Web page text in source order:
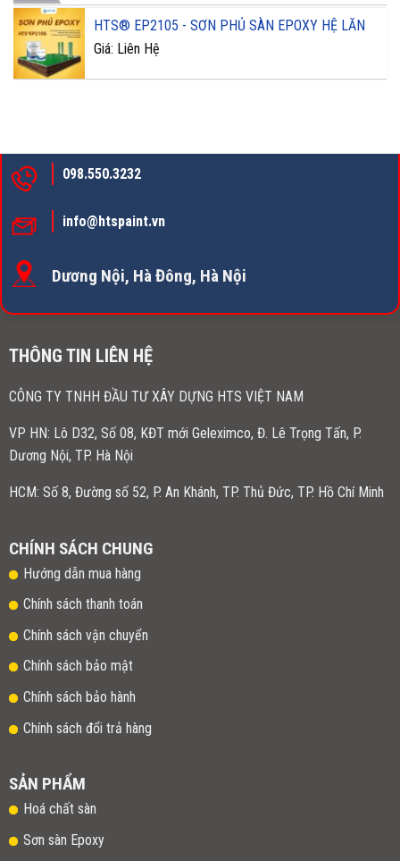
HTS® EP2105 - SƠN PHỦ SÀN EPOXY HỆ LĂN
Giá: Liên Hệ
098.550.3232
info@htspaint.vn
Dương Nội, Hà Đông, Hà Nội
THÔNG TIN LIÊN HỆ
CÔNG TY TNHH ĐẦU TƯ XÂY DỰNG HTS VIỆT NAM
VP HN: Lô D32, Số 08, KĐT mới Geleximco, Đ. Lê Trọng Tấn, P.
Dương Nội, TP. Hà Nội
HCM: Số 8, Đường số 52, P. An Khánh, TP. Thủ Đức, TP. Hồ Chí Minh
CHÍNH SÁCH CHUNG
Hướng dẫn mua hàng
Chính sách thanh toán
Chính sách vận chuyển
Chính sách bảo mật
Chính sách bảo hành
Chính sách đổi trả hàng
SẢN PHẨM
Hoá chất sàn
Sơn sàn Epoxy